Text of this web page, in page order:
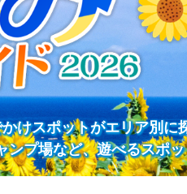
けスポットがエリア別に
プ場など、遊べるスポ